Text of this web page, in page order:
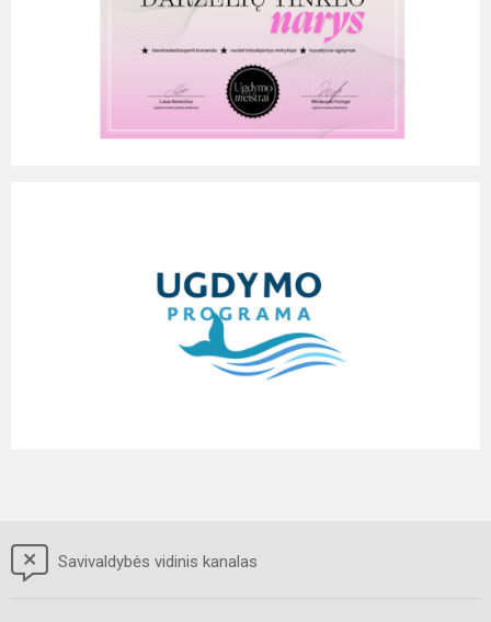
Savivaldybės vidinis kanalas